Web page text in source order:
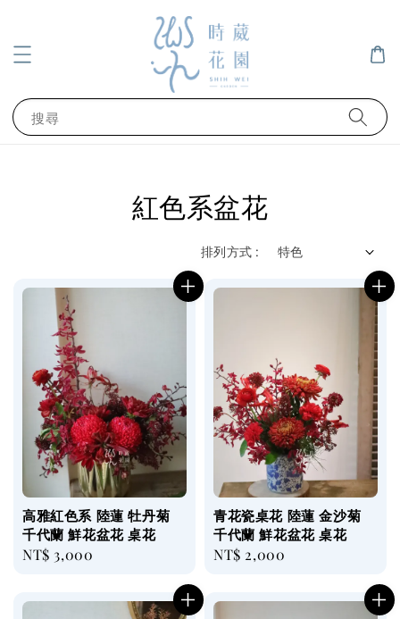
搜尋
紅色系盆花
排列方式 :
高雅紅色系 陸蓮 牡丹菊
千代蘭 鮮花盆花 桌花
Regular
NT$ 3,000
青花瓷桌花 陸蓮 金沙菊
千代蘭 鮮花盆花 桌花
Regular
NT$ 2,000